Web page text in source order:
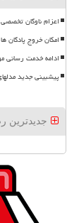
اعزام ناوگان
امکان خروج پادگان
ادامه خدمت رسانی
پیشبینی جدید
جدیدترین